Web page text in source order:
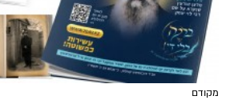
מקודם